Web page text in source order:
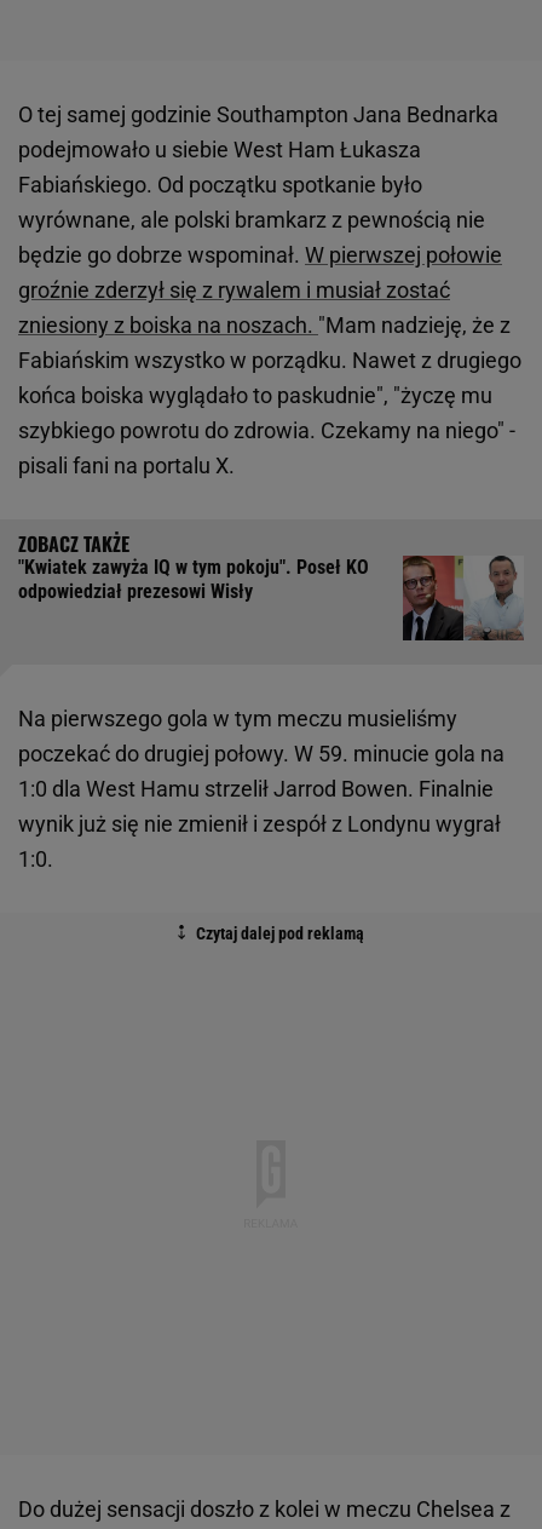
O tej samej godzinie Southampton Jana Bednarka
podejmowało u siebie West Ham Łukasza
Fabiańskiego. Od początku spotkanie było
wyrównane, ale polski bramkarz z pewnością nie
będzie go dobrze wspominał. W pierwszej połowie
groźnie zderzył się z rywalem i musiał zostać
zniesiony z boiska na noszach. "Mam nadzieję, że z
Fabiańskim wszystko w porządku. Nawet z drugiego
końca boiska wyglądało to paskudnie", "życzę mu
szybkiego powrotu do zdrowia. Czekamy na niego" -
pisali fani na portalu X.
"Kwiatek zawyża IQ w tym pokoju". Poseł KO
odpowiedział prezesowi Wisły
Na pierwszego gola w tym meczu musieliśmy
poczekać do drugiej połowy. W 59. minucie gola na
1:0 dla West Hamu strzelił Jarrod Bowen. Finalnie
wynik już się nie zmienił i zespół z Londynu wygrał
1:0.
Do dużej sensacji doszło z kolei w meczu Chelsea z